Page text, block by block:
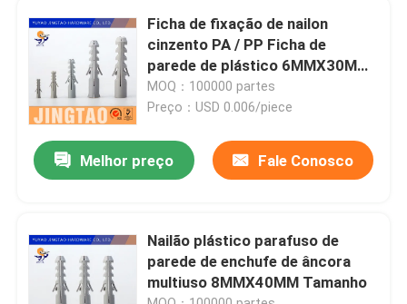
Controle de Qualidade
Fale Conosco
Pedir um orçamento
Ancoras para parede de nylon
Fixação de ancho de nylon
Ficha de fixação de nailon
cinzento PA / PP Ficha de
parede de plástico 6MMX30MM
Tamanho
MOQ：100000 partes
Preço：USD 0.006/piece
Melhor preço Fale Conosco
Nailão plástico parafuso de
parede de enchufe de âncora
multiuso 8MMX40MM Tamanho